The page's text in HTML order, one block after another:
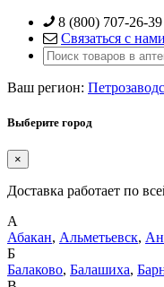
Skip
content
8 (800) 707-26-39
Связаться с нами
Ваш регион:
Выберите город
×
Доставка работает по
А
Абакан, Альметьевск,
Б
Балаково, Балашиха,